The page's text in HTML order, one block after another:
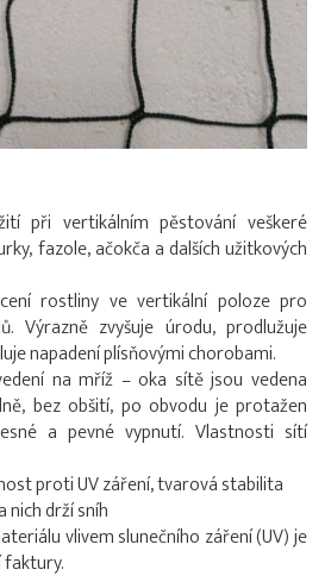
při vertikálním pěstování veškeré
fazole, ačokča a dalších užitkových
rostliny ve vertikální poloze pro
Výrazně zvyšuje úrodu, prodlužuje
napadení plísňovými chorobami.
na mříž – oka sítě jsou vedena
bez obšití, po obvodu je protažen
a pevné vypnutí. Vlastnosti sítí
proti UV záření, tvarová stabilita
nich drží sníh
vlivem slunečního záření (UV) je
faktury.